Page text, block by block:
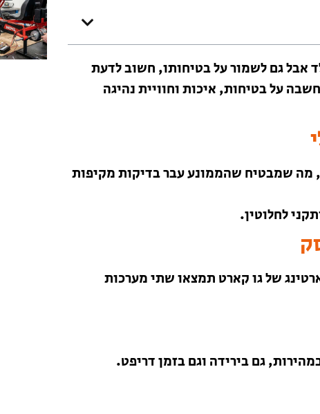
אבל גם לשמור על בטיחותו, חשוב לדעת
על בטיחות, איכות וחוויית נהיגה
מה שמבטיח שהממונע עבר בדיקות מקיפות
לחלוטין.
של גו קארט תמצאו שתי מערכות
גם בירידה וגם בזמן דריפט.